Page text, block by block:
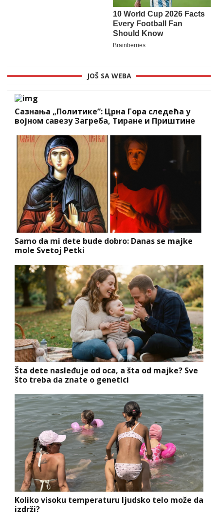
JOŠ SA WEBA
Сазнања „Политике”: Црна Гора следећа у
војном савезу Загреба, Тиране и Приштине
Samo da mi dete bude dobro: Danas se majke
mole Svetoj Petki
Šta dete nasleđuje od oca, a šta od majke? Sve
što treba da znate o genetici
Koliko visoku temperaturu ljudsko telo može da
izdrži?